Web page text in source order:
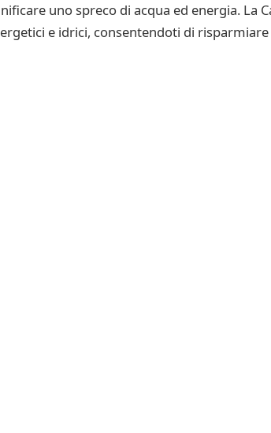
uno spreco di acqua ed energia. La
e idrici, consentendoti di risparmiare